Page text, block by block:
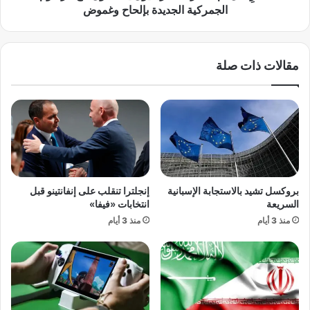
ل
ي
ع
ص
ي
ا
ن
د
ن
ي
ر
ي
ل
ر
ل
أ
م
ر
ي
ي
و
ن
ت
ع
الجمركية الجديدة بإلحاح وغموض
مقالات ذات صلة
بروكسل تشيد بالاستجابة الإسبانية
السريعة
منذ 3 أيام
إنجلترا تنقلب على إنفانتينو قبل
انتخابات «فيفا»
منذ 3 أيام